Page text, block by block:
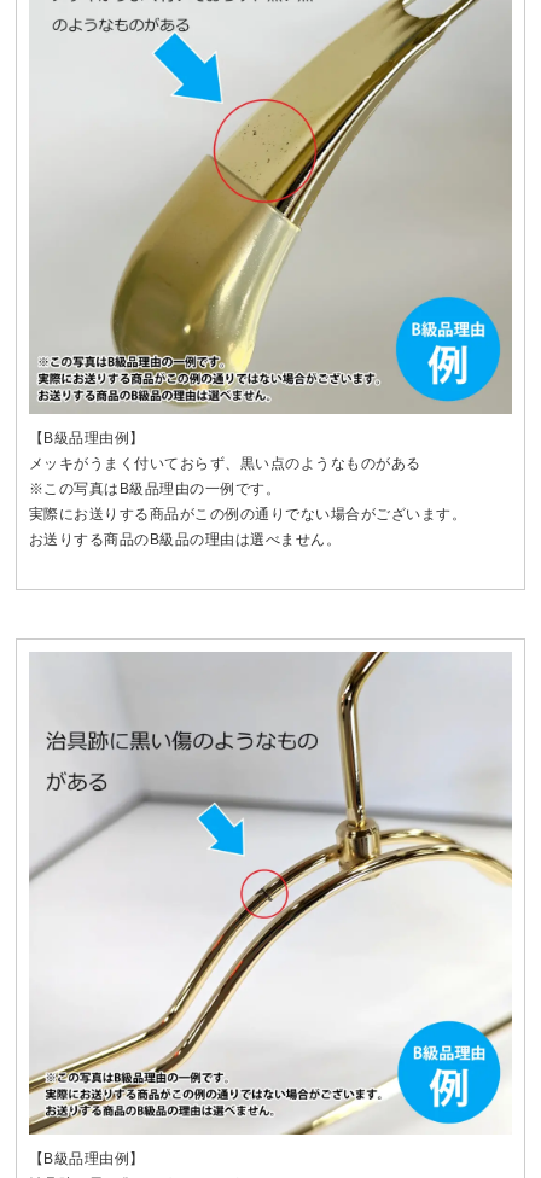
【B級品理由例】
メッキがうまく付いておらず、黒い点のようなものがある
※この写真はB級品理由の一例です。
実際にお送りする商品がこの例の通りでない場合がございます。
お送りする商品のB級品の理由は選べません。
【B級品理由例】